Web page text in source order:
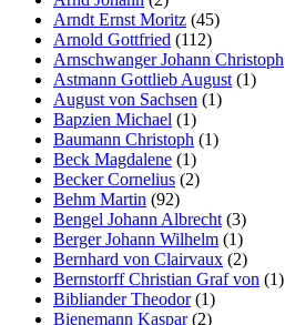
Arndt Ernst Moritz (45)
Arnold Gottfried (112)
Arnschwanger Johann Christoph
Astmann Gottlieb August (1)
August von Sachsen (1)
Bapzien Michael (1)
Baumann Christoph (1)
Beck Magdalene (1)
Becker Cornelius (2)
Behm Martin (92)
Bengel Johann Albrecht (3)
Berger Johann Wilhelm (1)
Bernhard von Clairvaux (2)
Bernstorff Christian Graf von (1)
Bibliander Theodor(1)
Bienemann Kaspar(2)